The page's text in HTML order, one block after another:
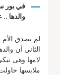
في بور
والدها
لم تصدق
الثاني أن
لامها وهى
ملابسها